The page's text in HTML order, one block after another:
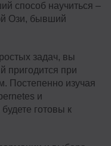
способ научиться –
Ози, бывший
задач, вы
пригодится при
Постепенно изучая
и
готовы к